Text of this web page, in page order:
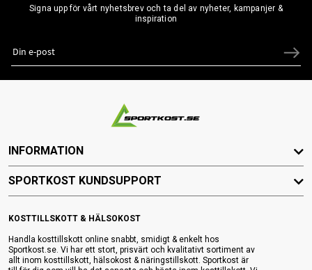
Signa upp för vårt nyhetsbrev och ta del av nyheter, kampanjer &
inspiration
KOSTTILLSKOTT & HÄLSOKOST
Handla kosttillskott online snabbt, smidigt & enkelt hos
Sportkost.se. Vi har ett stort, prisvärt och kvalitativt sortiment av
allt inom kosttillskott, hälsokost & näringstillskott. Sportkost är
INFORMATION
SPORTKOST KUNDSUPPORT